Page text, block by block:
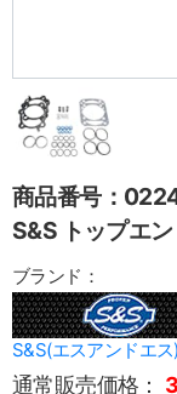
商品番号：
S&S トップエ
ブランド：
S&S(エスアンドエス)
通常販売価格：